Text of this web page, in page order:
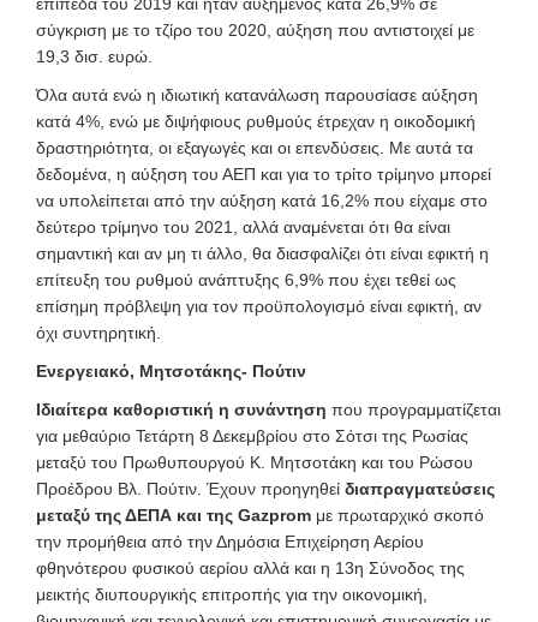
σύγκριση με το τζίρο του 2020, αύξηση που αντιστοιχεί με
19,3 δισ. ευρώ.
Όλα αυτά ενώ η ιδιωτική κατανάλωση παρουσίασε αύξηση
κατά 4%, ενώ με διψήφιους ρυθμούς έτρεχαν η οικοδομική
δραστηριότητα, οι εξαγωγές και οι επενδύσεις. Με αυτά τα
δεδομένα, η αύξηση του ΑΕΠ και για το τρίτο τρίμηνο μπορεί
να υπολείπεται από την αύξηση κατά 16,2% που είχαμε στο
δεύτερο τρίμηνο του 2021, αλλά αναμένεται ότι θα είναι
σημαντική και αν μη τι άλλο, θα διασφαλίζει ότι είναι εφικτή η
επίτευξη του ρυθμού ανάπτυξης 6,9% που έχει τεθεί ως
επίσημη πρόβλεψη για τον προϋπολογισμό είναι εφικτή, αν
όχι συντηρητική.
Ενεργειακό, Μητσοτάκης- Πούτιν
Ιδιαίτερα καθοριστική η συνάντηση που προγραμματίζεται
για μεθαύριο Τετάρτη 8 Δεκεμβρίου στο Σότσι της Ρωσίας
μεταξύ του Πρωθυπουργού Κ. Μητσοτάκη και του Ρώσου
Προέδρου Βλ. Πούτιν. Έχουν προηγηθεί διαπραγματεύσεις
μεταξύ της ΔΕΠΑ και της Gazprom με πρωταρχικό σκοπό
την προμήθεια από την Δημόσια Επιχείρηση Αερίου
φθηνότερου φυσικού αερίου αλλά και η 13η Σύνοδος της
μεικτής διυπουργικής επιτροπής για την οικονομική,